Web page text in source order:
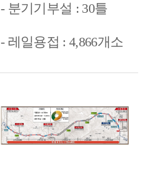
- 분기기부설 : 30틀
- 레일용접 : 4,866개소